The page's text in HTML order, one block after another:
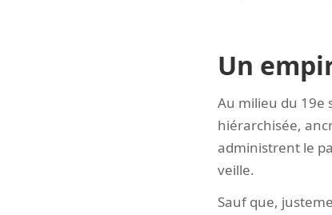
Un
Au milieu du 19e
hiérarchisée,
administrent le
veille.
Sauf que,